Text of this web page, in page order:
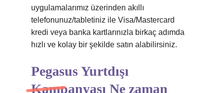
uygulamalarımız üzerinden akıllı
telefonunuz/tabletiniz ile Visa/Mastercard
kredi veya banka kartlarınızla birkaç adımda
hızlı ve kolay bir şekilde satın alabilirsiniz.
Pegasus Yurtdışı
Kampanyası Ne zaman